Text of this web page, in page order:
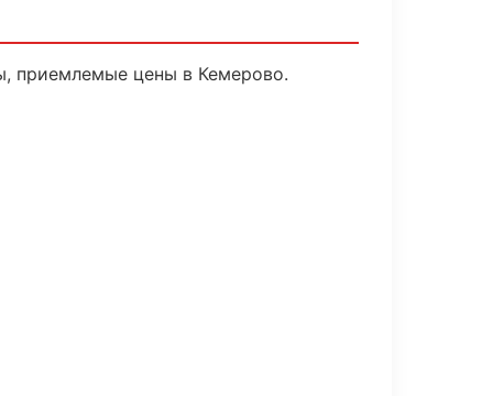
приемлемые цены в Кемерово.